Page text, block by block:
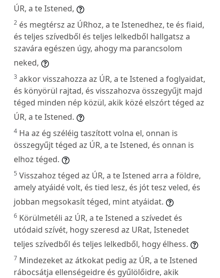
ÚR, a te Istened,
2 és megtérsz az ÚRhoz, a te Istenedhez, te és fiaid,
és teljes szívedből és teljes lelkedből hallgatsz a
szavára egészen úgy, ahogy ma parancsolom
neked,
3 akkor visszahozza az ÚR, a te Istened a foglyaidat,
és könyörül rajtad, és visszahozva összegyűjt majd
téged minden nép közül, akik közé elszórt téged az
ÚR, a te Istened.
4 Ha az ég széléig taszított volna el, onnan is
összegyűjt téged az ÚR, a te Istened, és onnan is
elhoz téged.
5 Visszahoz téged az ÚR, a te Istened arra a földre,
amely atyáidé volt, és tied lesz, és jót tesz veled, és
jobban megsokasít téged, mint atyáidat.
6 Körülmetéli az ÚR, a te Istened a szívedet és
utódaid szívét, hogy szeresd az URat, Istenedet
teljes szívedből és teljes lelkedből, hogy élhess.
7 Mindezeket az átkokat pedig az ÚR, a te Istened
rábocsátja ellenségeidre és gyűlölőidre, akik